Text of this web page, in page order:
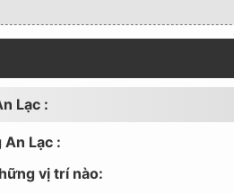
Lạc :
Lạc :
vị trí nào: